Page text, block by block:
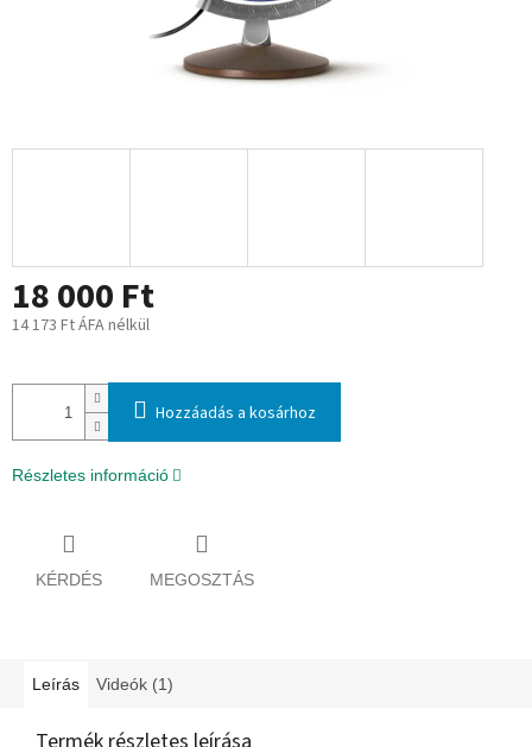
18 000 Ft
14 173 Ft ÁFA nélkül
Hozzáadás a kosárhoz
Részletes információ
KÉRDÉS MEGOSZTÁS
Leírás Videók (1)